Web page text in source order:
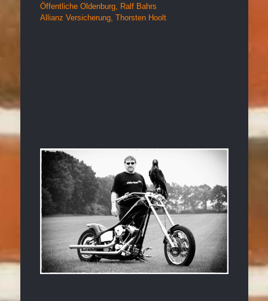
Öffentliche Oldenburg, Ralf Bahrs
Allianz Versicherung, Thorsten Hoolt